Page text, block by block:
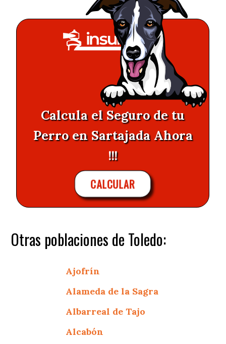
Calcula el Seguro de tu
Perro en Sartajada Ahora
!!!
CALCULAR
Otras poblaciones de Toledo:
Ajofrín
Alameda de la Sagra
Albarreal de Tajo
Alcabón